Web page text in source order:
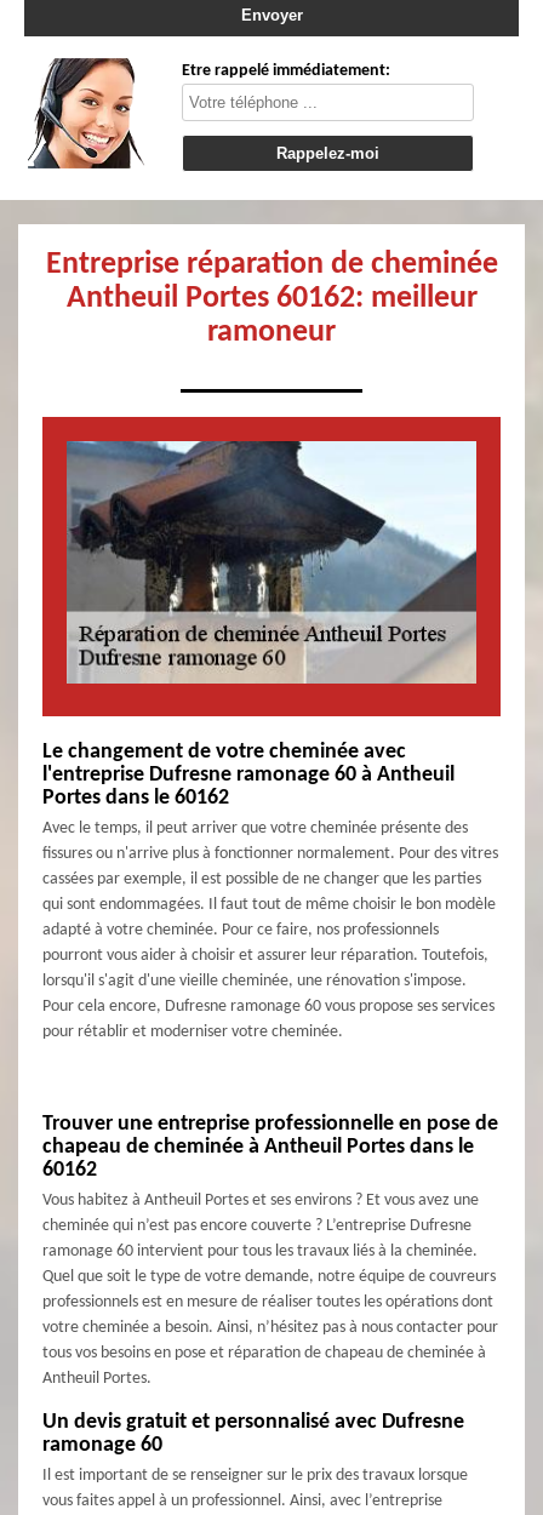
Etre rappelé immédiatement:
Entreprise réparation de cheminée
Antheuil Portes 60162: meilleur
ramoneur
Le changement de votre cheminée avec
l'entreprise Dufresne ramonage 60 à Antheuil
Portes dans le 60162
Avec le temps, il peut arriver que votre cheminée présente des
fissures ou n'arrive plus à fonctionner normalement. Pour des vitres
cassées par exemple, il est possible de ne changer que les parties
qui sont endommagées. Il faut tout de même choisir le bon modèle
adapté à votre cheminée. Pour ce faire, nos professionnels
pourront vous aider à choisir et assurer leur réparation. Toutefois,
lorsqu'il s'agit d'une vieille cheminée, une rénovation s'impose.
Pour cela encore, Dufresne ramonage 60 vous propose ses services
pour rétablir et moderniser votre cheminée.
Trouver une entreprise professionnelle en pose de
chapeau de cheminée à Antheuil Portes dans le
60162
Vous habitez à Antheuil Portes et ses environs ? Et vous avez une
cheminée qui n’est pas encore couverte ? L’entreprise Dufresne
ramonage 60 intervient pour tous les travaux liés à la cheminée.
Quel que soit le type de votre demande, notre équipe de couvreurs
professionnels est en mesure de réaliser toutes les opérations dont
votre cheminée a besoin. Ainsi, n’hésitez pas à nous contacter pour
tous vos besoins en pose et réparation de chapeau de cheminée à
Antheuil Portes.
Un devis gratuit et personnalisé avec Dufresne
ramonage 60
Il est important de se renseigner sur le prix des travaux lorsque
vous faites appel à un professionnel. Ainsi, avec l’entreprise